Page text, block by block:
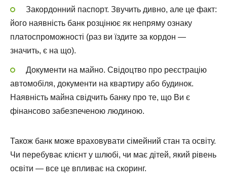
Закордонний паспорт. Звучить дивно, але це факт:
його наявність банк розцінює як непряму ознаку
платоспроможності (раз ви їздите за кордон —
значить, є на що).
Документи на майно. Свідоцтво про реєстрацію
автомобіля, документи на квартиру або будинок.
Наявність майна свідчить банку про те, що Ви є
фінансово забезпеченою людиною.
Також банк може враховувати сімейний стан та освіту.
Чи перебуває клієнт у шлюбі, чи має дітей, який рівень
освіти — все це впливає на скоринг.